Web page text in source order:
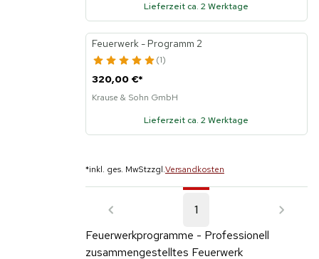
Lieferzeit ca. 2 Werktage
Feuerwerk - Programm 2
1
320,00 €*
Krause & Sohn GmbH
Lieferzeit ca. 2 Werktage
*inkl. ges. MwStzzgl.Versandkosten
1
Feuerwerkprogramme - Professionell
zusammengestelltes Feuerwerk